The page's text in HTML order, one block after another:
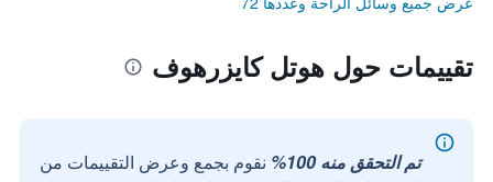
تقييمات حول هوتل كايزرهوف
تم التحقق منه 100%
نقوم بجمع وعرض التقييمات من